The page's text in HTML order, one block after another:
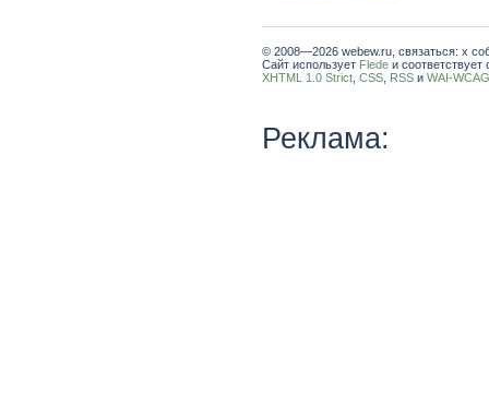
© 2008—2026 webew.ru, связаться: x
Сайт использует Flede и соответствует
XHTML 1.0 Strict CSS RSS и WAI-
Реклама: